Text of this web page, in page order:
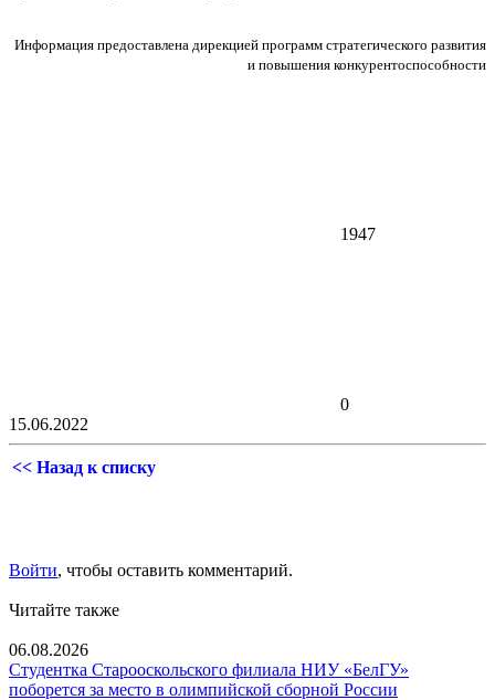
Информация предоставлена дирекцией программ стратегического развития
и повышения конкурентоспособности
1947
0
15.06.2022
<< Назад к списку
Войти, чтобы оставить комментарий.
Читайте также
06.08.2026
Студентка Старооскольского филиала НИУ «БелГУ»
поборется за место в олимпийской сборной России